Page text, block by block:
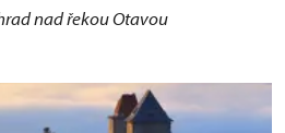
nad řekou Otavou